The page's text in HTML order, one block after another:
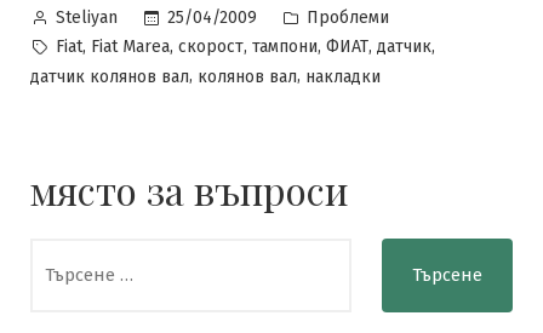
Posted
by
Steliyan 25/04/2009
Posted
in
Проблеми
Tags:
Fiat, Fiat Marea, скорост, тампони, ФИАТ, датчик,
датчик колянов вал, колянов вал, накладки
място за въпроси
за: